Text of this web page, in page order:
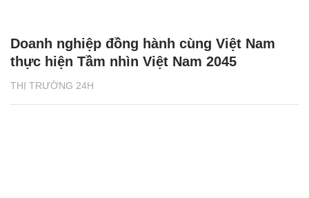
THỊ TRƯỜNG 24H
Doanh nghiệp đồng hành cùng Việt Nam
thực hiện Tầm nhìn Việt Nam 2045